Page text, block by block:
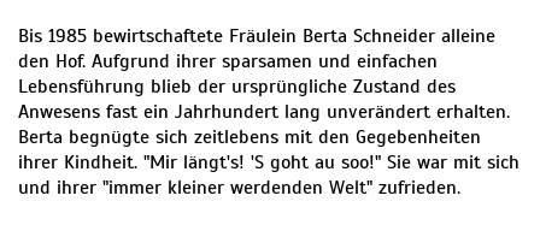
Bis 1985 bewirtschaftete Fräulein Berta Schneider alleine
den Hof. Aufgrund ihrer sparsamen und einfachen
Lebensführung blieb der ursprüngliche Zustand des
Anwesens fast ein Jahrhundert lang unverändert erhalten.
Berta begnügte sich zeitlebens mit den Gegebenheiten
ihrer Kindheit. "Mir längt's! 'S goht au soo!" Sie war mit sich
und ihrer "immer kleiner werdenden Welt" zufrieden.